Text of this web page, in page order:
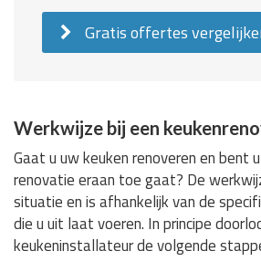
Gratis offertes
Werkwijze bij een
Gaat u uw keuken renoveren en bent
renovatie eraan toe gaat? De
situatie en is afhankelijk van de
die u uit laat voeren. In principe
keukeninstallateur de volgende